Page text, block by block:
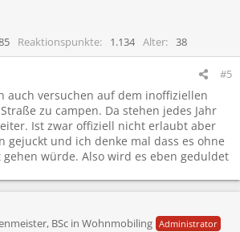
Reaktionspunkte 1.134 Alter 38
#5
auch versuchen auf dem inoffiziellen
zu campen. Da stehen jedes Jahr
Ist zwar offiziell nicht erlaubt aber
gejuckt und ich denke mal dass es ohne
würde. Also wird es eben geduldet
BSc in Wohnmobiling Administrator